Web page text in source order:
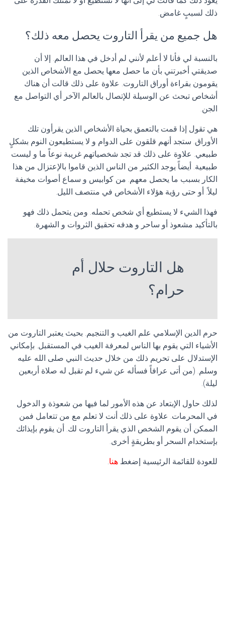
ذلك لسببٍ غامض.
هل جميع من يقرأ التاروت يحصل معه ذلك؟
بالنسبة لي فأنا لا أعلم لأنني لم أدخل في هذا العالم. إلا أن
صديقتي أخبرتني بأن ما حصل معها يحصل مع الأشخاص الذين
يقومون بقراءة أوراق التاروت. علاوة على ذلك قالت أن هناك
أشخاص تبحث عن الوسيلة للإتصال بالعالم الآخر أي التواصل مع
الجن.
هي تقول إذا قمت بالتعمق بحياة الأشخاص الذين يقرأون تلك
الأوراق. ستجد أنهم قلقون على الدوام و لا يستطيعون النوم بشكلٍ
طبيعي. علاوة على ذلك قد تجد شخصياتهم غريبة نوعاً ما و ليست
طبيعية. أيضاً يوجد الكثير من الناس الذين قاموا بالإعتزال من هذا
الكار بسبب ما يحصل معهم. من كوابيس و سماع أصوات مخيفة
ليلاً. أو حتى رؤية هؤلاء الأشخاص في منتصف الليل.
فهذا الشيء لا يستطيع أي شخص تحمله. ومن يتحمل ذلك فهو
بالتأكيد مشعوذ أو ساحر و هدفه تحقيق الثروات و الشهرة.
هل التاروت حلال أم
حرام؟
حرم الدين الإسلامي علم الغيب و التنجيم. بحيث يعتبر التاروت من
الأشياء التي يقوم بها الناس لمعرفة الغيب في المستقبل. بإمكاني
الإستدلال على تحريم ذلك من خلال حديث النبي صلى الله عليه
وسلم. (من أتى عرافاً فسأله عن شيء لم تقبل له صلاة أربعين
ليلة).
لذلك حاول الإبتعاد عن هذه الأمور لما فيها من شعوذة و الدخول
في المحرمات. علاوة على ذلك أنت لا تعلم مع من تتعامل فمن
الممكن أن يقوم الشخص الذي يقرأ التاروت لك. أن يقوم بإيذائك
بإستخدام السحر أو بطريقةٍ أخرى.
للعودة للقائمة الرئيسية إضغط هنا.